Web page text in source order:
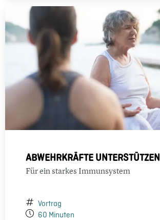
ABWEHRKRÄFTE UNTERSTÜTZEN
Für ein starkes Immunsystem
Vortrag
60 Minuten